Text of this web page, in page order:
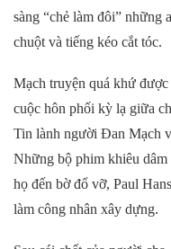
sàng “chẻ làm đôi” những
chuột và tiếng kéo cắt tóc.
Mạch truyện quá khứ
cuộc hôn phối kỳ lạ giữa
Tin lành người Đan Mạch
Những bộ phim khiêu dâm
họ đến bờ đổ vỡ, Paul
làm công nhân xây dựng.